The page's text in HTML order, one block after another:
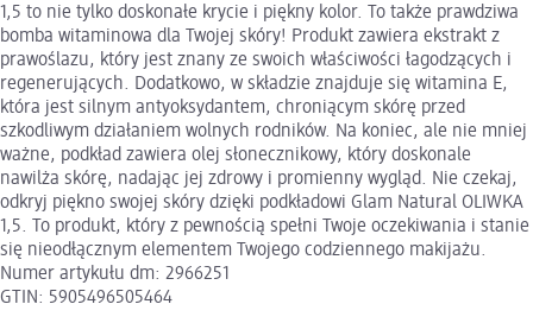
1,5 to nie tylko doskonałe krycie i piękny kolor. To także prawdziwa
bomba witaminowa dla Twojej skóry! Produkt zawiera ekstrakt z
prawoślazu, który jest znany ze swoich właściwości łagodzących i
regenerujących. Dodatkowo, w składzie znajduje się witamina E,
która jest silnym antyoksydantem, chroniącym skórę przed
szkodliwym działaniem wolnych rodników. Na koniec, ale nie mniej
ważne, podkład zawiera olej słonecznikowy, który doskonale
nawilża skórę, nadając jej zdrowy i promienny wygląd. Nie czekaj,
odkryj piękno swojej skóry dzięki podkładowi Glam Natural OLIWKA
1,5. To produkt, który z pewnością spełni Twoje oczekiwania i stanie
się nieodłącznym elementem Twojego codziennego makijażu.
Numer artykułu dm: 2966251
GTIN: 5905496505464